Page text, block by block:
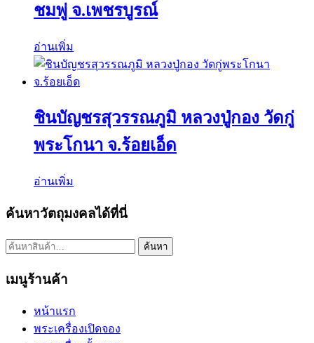
ชมพู่ จ.เพชรบูรณ์
อ่านเพิ่ม
ชินบัญชรสุวรรณภูมิ หลวงปู่กอง วัดกู่
พระโกนา จ.ร้อยเอ็ด
อ่านเพิ่ม
ค้นหาวัตถุมงคลได้ที่นี่
ค้นหา: ค้นหา
เมนูร้านค้า
หน้าแรก
พระเครื่องเปิดจอง